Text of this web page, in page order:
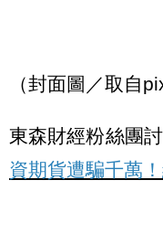
（封面圖／取自
東森財經粉絲團
資期貨遭騙千萬